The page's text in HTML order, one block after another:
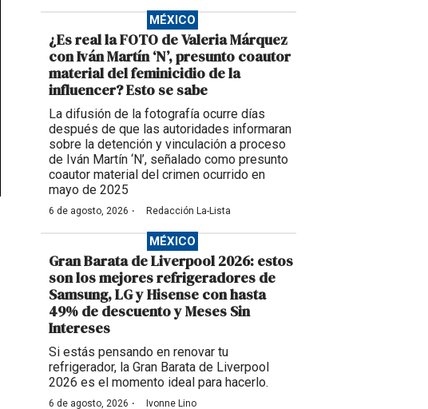
MÉXICO
¿Es real la FOTO de Valeria Márquez
con Iván Martín ‘N’, presunto coautor
material del feminicidio de la
influencer? Esto se sabe
La difusión de la fotografía ocurre días
después de que las autoridades informaran
sobre la detención y vinculación a proceso
de Iván Martín ‘N’, señalado como presunto
coautor material del crimen ocurrido en
mayo de 2025
6 de agosto, 2026 · Redacción La-Lista
MÉXICO
Gran Barata de Liverpool 2026: estos
son los mejores refrigeradores de
Samsung, LG y Hisense con hasta
49% de descuento y Meses Sin
Intereses
Si estás pensando en renovar tu
refrigerador, la Gran Barata de Liverpool
2026 es el momento ideal para hacerlo.
6 de agosto, 2026 · Ivonne Lino